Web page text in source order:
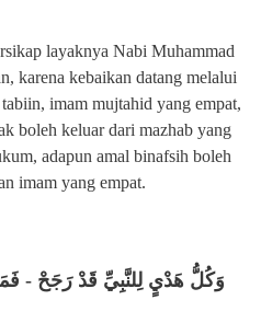
layaknya Nabi Muhammad
karena kebaikan datang melalui
imam mujtahid yang empat,
boleh keluar dari mazhab yang
adapun amal binafsih boleh
imam yang empat.
وَكُلُّ هَدْيٍ لِلنَّبِيِّ قَدْ رَجَحْ -